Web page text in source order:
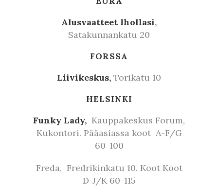
Alusvaatteet Ihollasi,
Satakunnankatu 20
FORSSA
Liivikeskus, Torikatu 10
HELSINKI
Funky Lady, Kauppakeskus Forum,
Kukontori. Pääasiassa koot A-F/G
60-100
Freda, Fredrikinkatu 10. Koot Koot
D-J/K 60-115